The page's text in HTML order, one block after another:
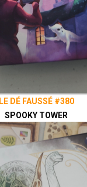
LE DÉ FAUSSÉ #380
SPOOKY TOWER